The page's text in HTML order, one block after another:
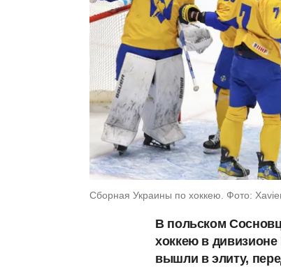
Сборная Украины по хоккею. Фото:
В польском
хоккею в
вышли в элиту,